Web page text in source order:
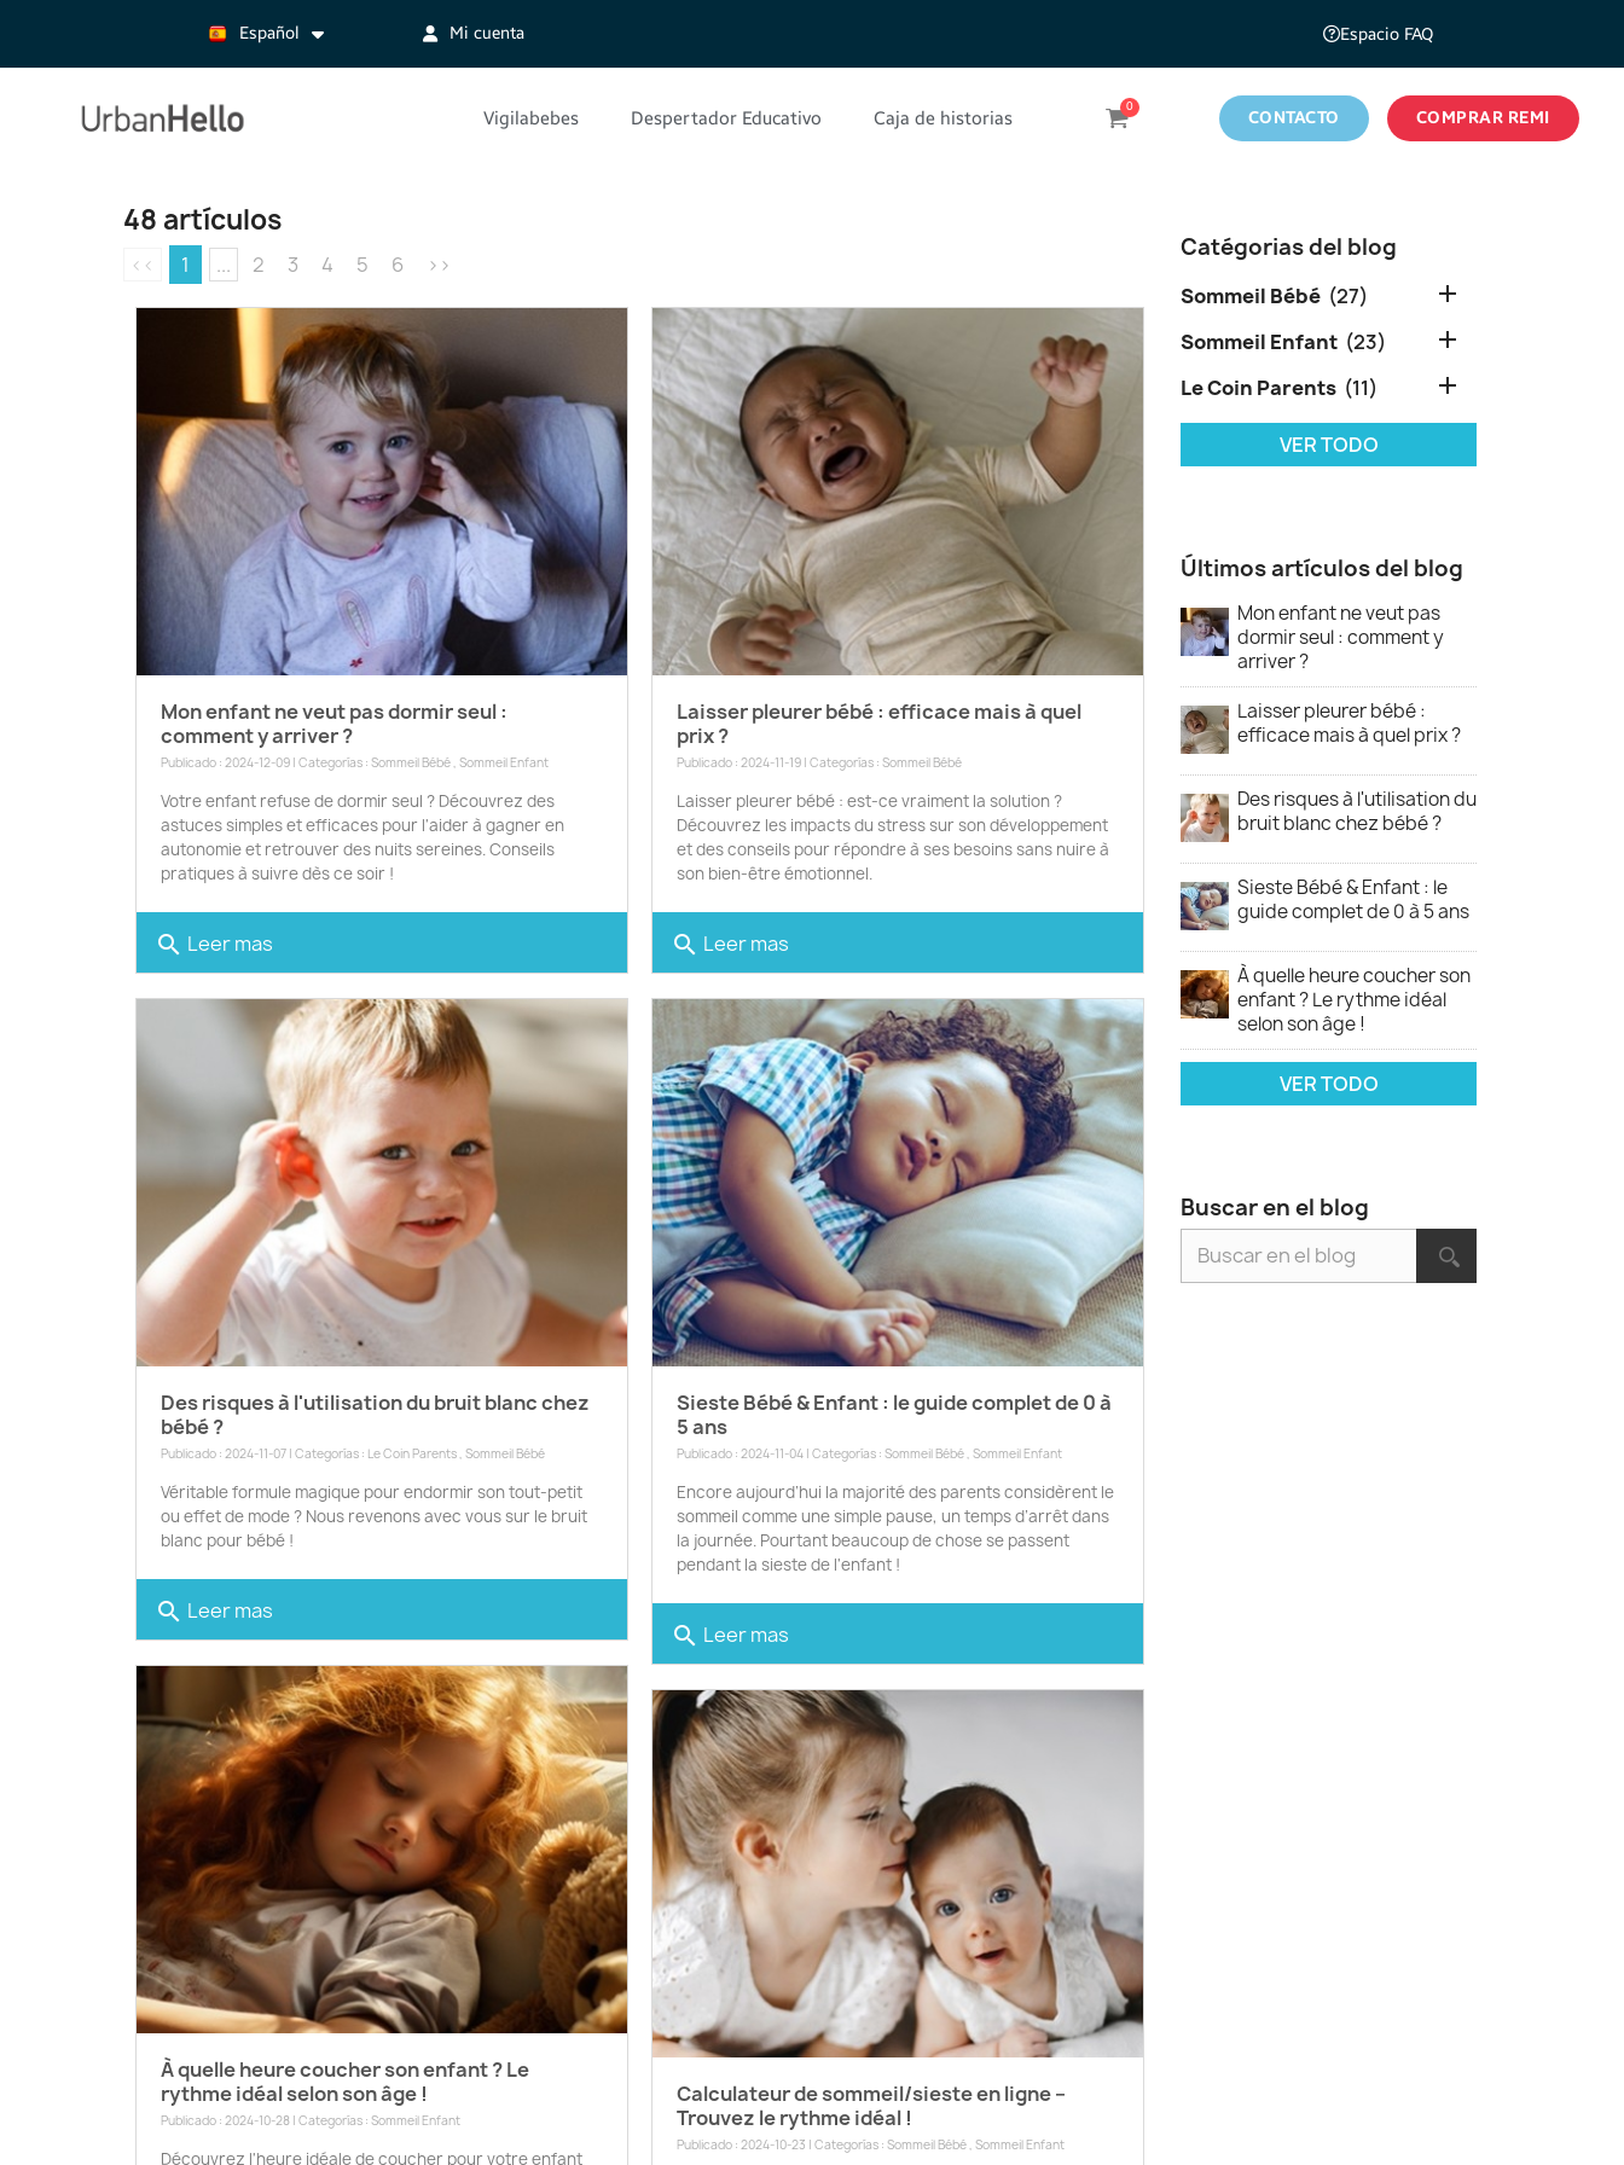
Español Mi cuenta Espacio FAQ
Vigilabebes Despertador Educativo Caja de historias CONTACTO COMPRAR REMI
48 artículos
<< 1 ... 2 3 4 5 6 >>
Mon enfant ne veut pas dormir seul :
comment y arriver ?
Publicado : 2024-12-09 | Categorías : Sommeil Bébé, Sommeil Enfant
Votre enfant refuse de dormir seul ? Découvrez des
astuces simples et efficaces pour l'aider à gagner en
autonomie et retrouver des nuits sereines. Conseils
pratiques à suivre dès ce soir !
search Leer mas
Laisser pleurer bébé : efficace mais à quel
prix ?
Publicado : 2024-11-19 | Categorías : Sommeil Bébé
Laisser pleurer bébé : est-ce vraiment la solution ?
Découvrez les impacts du stress sur son développement
et des conseils pour répondre à ses besoins sans nuire à
son bien-être émotionnel.
search Leer mas
Des risques à l'utilisation du bruit blanc chez
bébé ?
Publicado : 2024-11-07 | Categorías : Le Coin Parents, Sommeil Bébé
Véritable formule magique pour endormir son tout-petit
ou effet de mode ? Nous revenons avec vous sur le bruit
blanc pour bébé !
search Leer mas
Sieste Bébé & Enfant : le guide complet de 0 à
5 ans
Publicado : 2024-11-04 | Categorías : Sommeil Bébé, Sommeil Enfant
Encore aujourd’hui la majorité des parents considèrent le
sommeil comme une simple pause, un temps d’arrêt dans
la journée. Pourtant beaucoup de chose se passent
pendant la sieste de l'enfant !
search Leer mas
À quelle heure coucher son enfant ? Le
rythme idéal selon son âge !
Publicado : 2024-10-28 | Categorías : Sommeil Enfant
Découvrez l'heure idéale de coucher pour votre enfant
Calculateur de sommeil/sieste en ligne –
Trouvez le rythme idéal !
Publicado : 2024-10-23 | Categorías : Sommeil Bébé, Sommeil Enfant
Catégorias del blog
Sommeil Bébé (27) 
Sommeil Enfant (23) 
Le Coin Parents (11) 
VER TODO
Últimos artículos del blog
Mon enfant ne veut pas
dormir seul : comment y
arriver ?
Laisser pleurer bébé :
efficace mais à quel prix ?
Des risques à l'utilisation du
bruit blanc chez bébé ?
Sieste Bébé & Enfant : le
guide complet de 0 à 5 ans
À quelle heure coucher son
enfant ? Le rythme idéal
selon son âge !
VER TODO
Buscar en el blog